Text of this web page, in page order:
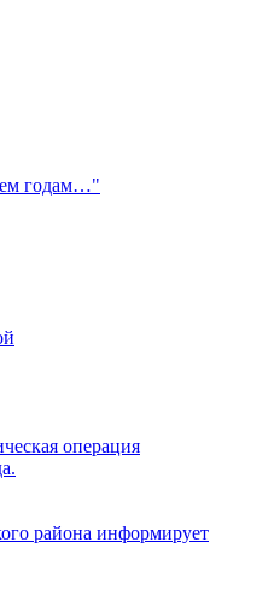
годам…"
операция
района информирует